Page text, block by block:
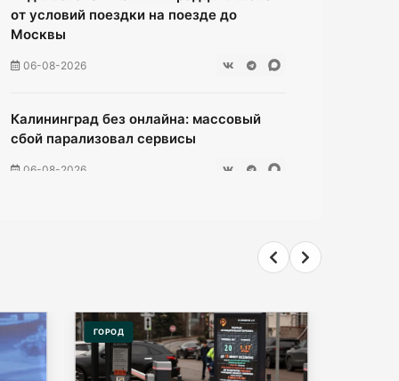
от условий поездки на поезде до
Москвы
06-08-2026
Калининград без онлайна: массовый
сбой парализовал сервисы
06-08-2026
Мэрия Калининграда дала старт
продажам парковочных абонементов
ГОРОД